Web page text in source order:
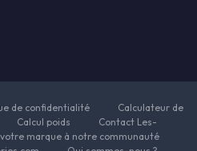
de confidentialité
Calculateur de
Calcul poids
Contact Les-
marque à notre communauté